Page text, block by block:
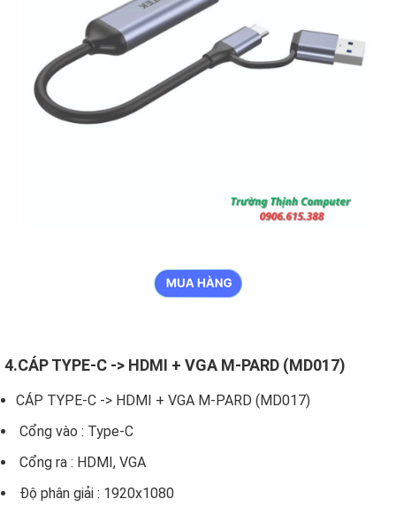
4.CÁP TYPE-C -> HDMI + VGA M-PARD (MD017)
CÁP TYPE-C -> HDMI + VGA M-PARD (MD017)
Cổng vào : Type-C
Cổng ra : HDMI, VGA
Độ phân giải : 1920x1080